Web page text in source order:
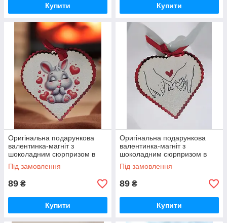
Купити Купити
Оригінальна подарункова
валентинка-магніт з
шоколадним сюрпризом в
середині до Дня Закоханих
Під замовлення
89 ₴
Купити
Оригінальна подарункова
валентинка-магніт з
шоколадним сюрпризом в
середині до Дня Закоханих
Під замовлення
89 ₴
Купити